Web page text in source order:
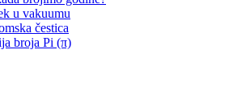
u vakuumu
čestica
broja Pi (π)